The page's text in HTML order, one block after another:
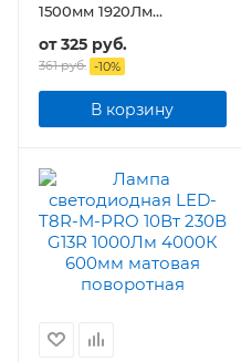
1500мм 1920Лм
матовая
от325 руб.
361 руб. -10%
В корзину